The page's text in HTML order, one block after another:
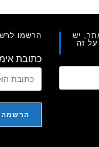
הרשמו
כתובת
יש
על זה
Escape